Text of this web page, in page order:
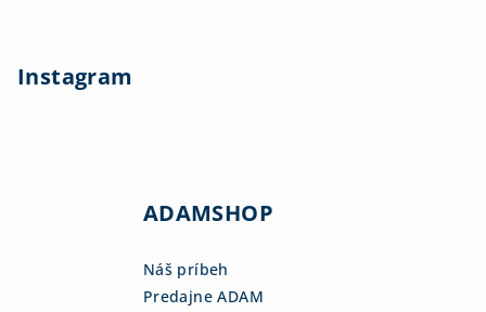
Instagram
ADAMSHOP
Náš príbeh
Predajne ADAM